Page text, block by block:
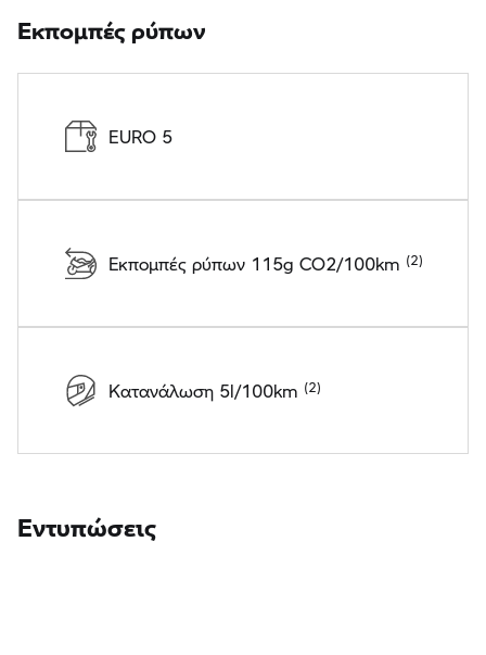
Εκπομπές ρύπων
EURO 5
Εκπομπές ρύπων 115g CO2/100km
Κατανάλωση 5l/100km
Εντυπώσεις